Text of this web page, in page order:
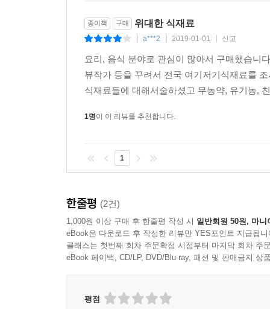
종이책 구매 위대한 식재료
a***2 2019-01-01 신고
요리, 음식 분야로 관심이 많아서 구매했습니
뷰작가 등을 꾸려서 전국 여기저기식재료를
식재료들에 대해서술하셨고 무농약, 유기농,
1명이 이 리뷰를 추천합니다.
1
한줄평 (2건)
1,000원 이상 구매 후 한줄평 작성 시 일반회원 50원, 마니
eBook은 다운로드 후 작성한 리뷰만 YES포인트 지급됩니
클래스는 첫번째 회차 주문확정 시점부터 마지막 회차 주
eBook 페이백, CD/LP, DVD/Blu-ray, 패션 및 판매금지 상
평점